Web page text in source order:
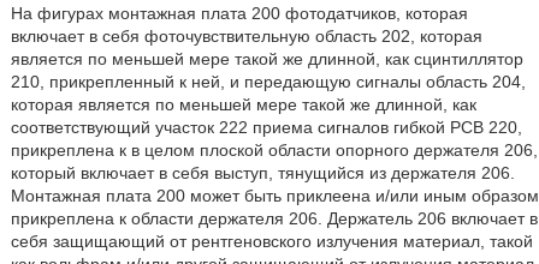
На фигурах монтажная плата 200 фотодатчиков, которая
включает в себя фоточувствительную область 202, которая
является по меньшей мере такой же длинной, как сцинтиллятор
210, прикрепленный к ней, и передающую сигналы область 204,
которая является по меньшей мере такой же длинной, как
соответствующий участок 222 приема сигналов гибкой PCB 220,
прикреплена к в целом плоской области опорного держателя 206,
который включает в себя выступ, тянущийся из держателя 206.
Монтажная плата 200 может быть приклеена и/или иным образом
прикреплена к области держателя 206. Держатель 206 включает в
себя защищающий от рентгеновского излучения материал, такой